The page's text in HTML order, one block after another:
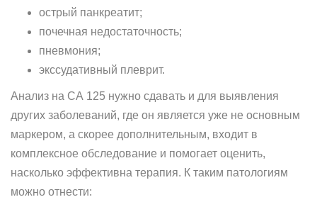
острый панкреатит;
почечная недостаточность;
пневмония;
экссудативный плеврит.
Анализ на СА 125 нужно сдавать и для выявления
других заболеваний, где он является уже не основным
маркером, а скорее дополнительным, входит в
комплексное обследование и помогает оценить,
насколько эффективна терапия. К таким патологиям
можно отнести: